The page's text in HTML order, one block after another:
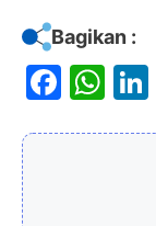
Bagikan :
F
W